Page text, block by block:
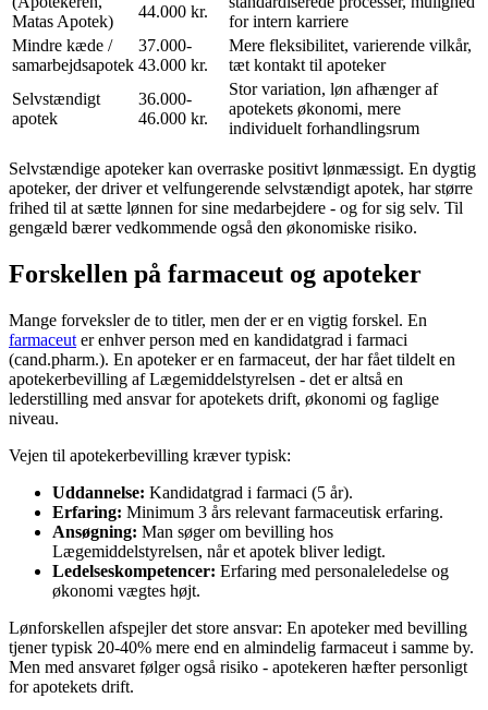
Matas Apotek)
44.000 kr.
for intern karriere
Mindre kæde /
samarbejdsapotek
37.000-
43.000 kr.
Mere fleksibilitet, varierende vilkår,
tæt kontakt til apoteker
Selvstændigt
apotek
36.000-
46.000 kr.
Stor variation, løn afhænger af
apotekets økonomi, mere
individuelt forhandlingsrum
Selvstændige apoteker kan overraske positivt lønmæssigt. En dygtig
apoteker, der driver et velfungerende selvstændigt apotek, har større
frihed til at sætte lønnen for sine medarbejdere - og for sig selv. Til
gengæld bærer vedkommende også den økonomiske risiko.
Forskellen på farmaceut og apoteker
Mange forveksler de to titler, men der er en vigtig forskel. En
farmaceut er enhver person med en kandidatgrad i farmaci
(cand.pharm.). En apoteker er en farmaceut, der har fået tildelt en
apotekerbevilling af Lægemiddelstyrelsen - det er altså en
lederstilling med ansvar for apotekets drift, økonomi og faglige
niveau.
Vejen til apotekerbevilling kræver typisk:
Uddannelse: Kandidatgrad i farmaci (5 år).
Erfaring: Minimum 3 års relevant farmaceutisk erfaring.
Ansøgning: Man søger om bevilling hos
Lægemiddelstyrelsen, når et apotek bliver ledigt.
Ledelseskompetencer: Erfaring med personaleledelse og
økonomi vægtes højt.
Lønforskellen afspejler det store ansvar: En apoteker med bevilling
tjener typisk 20-40% mere end en almindelig farmaceut i samme by.
Men med ansvaret følger også risiko - apotekeren hæfter personligt
for apotekets drift.